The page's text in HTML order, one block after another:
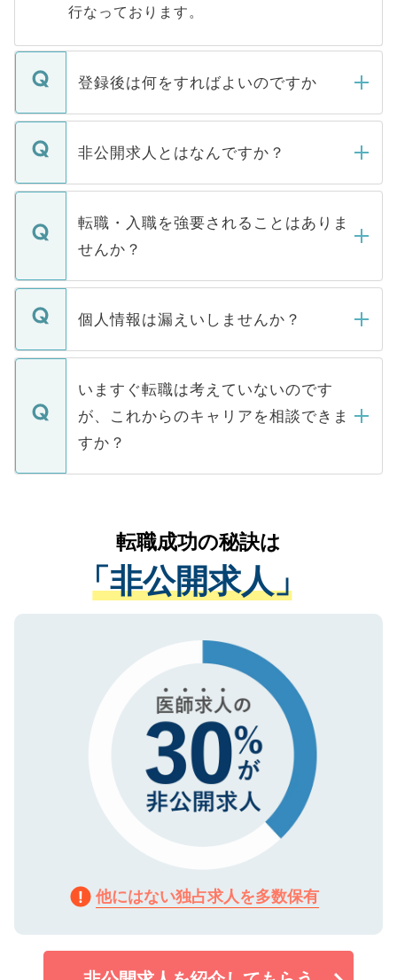
行なっております。
登録後は何をすればよいのですか
ご登録いただきましたら、弊社担当者がご
登録内容を確認し、その後メールもしくは
ます。通常、5営業日以内にはご連絡をせて
いただきますので、しばらくお待ちくださ
非公開求人とはなんですか？
マイナビDOCTORで取り扱っている求人の
うち約3割は、Webサイトからご覧いただ
けない「非公開求人」です。非公開求人は
下記の理由によって、一般には公開してい
ません。
■応募殺到を避けるため 人気のある医療機
関を公にしてしまうと、応募が殺到する場
に、医療機関が求める条件に合った人材の
みを人材紹介会社に依頼するケースが増え
ています。
転職・入職を強要されることはありま
せんか？
転職・入職を強要することは一切ありませ
ん。また、仮に応募先から内定をいただい
定を承諾する必要はありません。内定先へ
の辞退の連絡はキャリアパートナーが行い
個人情報は漏えいしませんか？
個人情報が漏えいすることはありませんの
で、ご安心ください。当サイトからの登録
などで収集したご登録者様の個人情報は、
ご本人のキャリアアップおよび転職活動の
支援を目的に使用いたします。お預かりし
ているすべての個人データはご本人の許可
は、個人情報の取り扱いについての厳密な
管理基準を満たした事業者のみに付与され
る、プライバシーマークを取得済みです。
で、機密保持に関してもご安心ください。
いますぐ転職は考えていないのです
が、これからのキャリアを相談できま
すか？
かがいして、現在の医療機関の状況や紹介
経験をまじえながら、適切なアドバイスを
させていただきます。すぐにご転職をされ
ない方には、長期的なサポートが可能です
ので、まずはご登録ください。
転職成功の秘訣は
「非公開求人」
他にはない独占求人を多数保有